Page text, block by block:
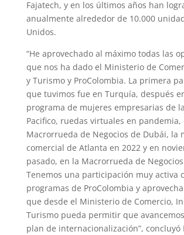
Fajatech, y en los últimos años han
anualmente alrededor de 10.000
Unidos.
“He aprovechado al máximo todas las
que nos ha dado el Ministerio de
y Turismo y ProColombia. La primera
que tuvimos fue en Turquía, después
programa de mujeres empresarias de
Pacifico, ruedas virtuales en pandemia,
Macrorrueda de Negocios de Dubái, la
comercial de Atlanta en 2022 y en
pasado, en la Macrorrueda de
Tenemos una participación muy activa
programas de ProColombia y
que desde el Ministerio de Comercio,
Turismo pueda permitir que
plan de internacionalización”,